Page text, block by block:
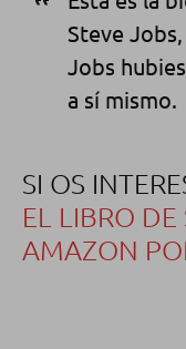
Steve
Jobs
a sí mismo.
SI OS
EL LIBRO DE
AMAZON